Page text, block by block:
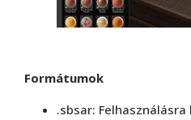
Formátumok
.sbsar: Felhasználásra